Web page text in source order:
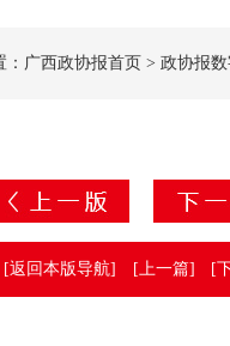
广西政协报首页 > 政协报
[返回本版导航] [上一篇] [